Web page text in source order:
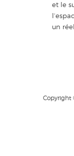
et le
un
Copyright